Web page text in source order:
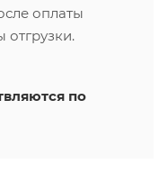
оплаты
отгрузки.
по